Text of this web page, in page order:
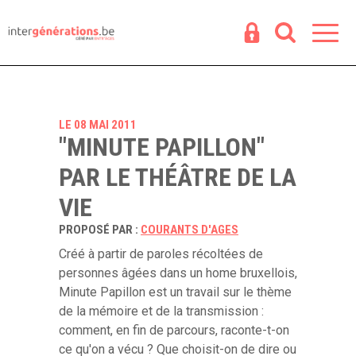
LE 08 MAI 2011
"MINUTE PAPILLON"
PAR LE THÉÂTRE DE LA
VIE
PROPOSÉ PAR : COURANTS D'AGES
Créé à partir de paroles récoltées de
personnes âgées dans un home bruxellois,
Minute Papillon est un travail sur le thème
de la mémoire et de la transmission :
comment, en fin de parcours, raconte-t-on
ce qu'on a vécu ? Que choisit-on de dire ou